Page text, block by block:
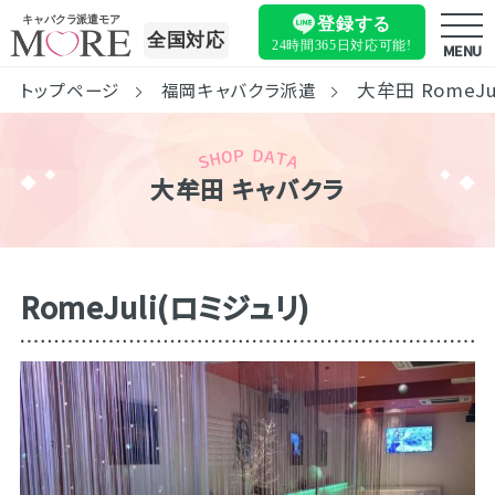
キャバクラ派遣モア
全国対応
登録する
24時間365日対応可能! MENU
トップページ 福岡キャバクラ派遣 大牟田
大牟田 キャバクラ
RomeJuli(ロミジュリ)